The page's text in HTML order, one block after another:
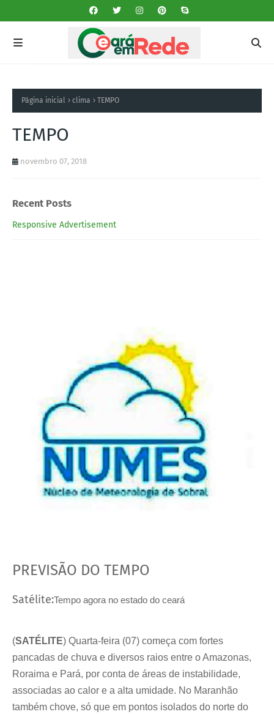
Página inicial clima TEMPO
TEMPO
novembro 07, 2018
Recent Posts
Responsive Advertisement
PREVISÃO DO TEMPO
Satélite:Tempo agora no estado do ceará
(SATÉLITE) Quarta-feira (07) começa com fortes
pancadas de chuva e diversos raios entre o Amazonas,
Roraima e Pará, por conta de áreas de instabilidade,
associadas ao calor e a alta umidade. No Maranhão
também chove, só que em pontos isolados do norte do